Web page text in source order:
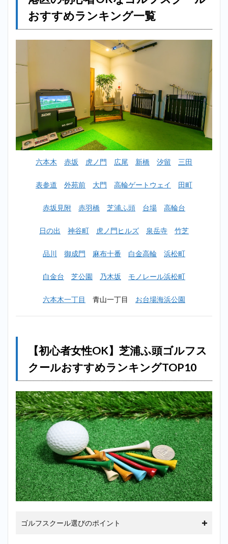
ルフ
おす
すめ
ラン
グ一
覧
2
【初心
者女性
OK】
芝浦ふ
フスク
すすめ
ランキ
TOP10
Golf&FitnessPoint
2.2
2
BULLET
海岸通
浦ふ頭
芝浦＿芝浦ふ
Extra
Golf
芝浦
＿芝
浦ふ
頭
2.5
5位：
Private
Golf
Studio
店＿芝
おすすめランキング一覧
六本木 赤坂 虎ノ門 広尾 新橋 汐留 三田
表参道 外苑前 大門 高輪ゲートウェイ 田町
赤坂見附 赤羽橋 芝浦ふ頭 台場 高輪台
日の出 神谷町 虎ノ門ヒルズ 泉岳寺 竹芝
品川 御成門 麻布十番 白金高輪 浜松町
白金台 芝公園 乃木坂 モノレール浜松町
六本木一丁目 青山一丁目 お台場海浜公園
【初心者女性OK】芝浦ふ頭ゴルフス
クールおすすめランキングTOP10
ゴルフスクール選びのポイント